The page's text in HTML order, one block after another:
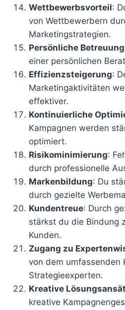
Wettbewerbsvorteil:
von Wettbewerbern
Marketingstrategien.
Persönliche Betreuung
einer persönlichen
Effizienzsteigerung:
Marketingaktivitäten
effektiver.
Kontinuierliche
Kampagnen werden
optimiert.
Risikominimierung:
durch professionelle
Markenbildung: Du
durch gezielte
Kundentreue: Durch
stärkst du die Bindung
Kunden.
Zugang zu
von dem umfassenden
Strategieexperten.
Kreative
kreative